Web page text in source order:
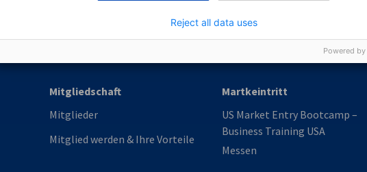
Germany Trade &
Mitgliedschaft
Mitglieder
Mitglied werden & Ihre Vorteile
Martkeintritt
US Market Entry Bootcamp –
Business Training USA
Messen
Reject all data uses
Powered by